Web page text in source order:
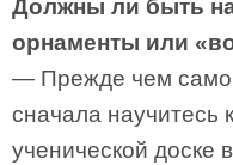
Должны ли быть
орнаменты или
— Прежде чем
сначала научитесь
ученической доске